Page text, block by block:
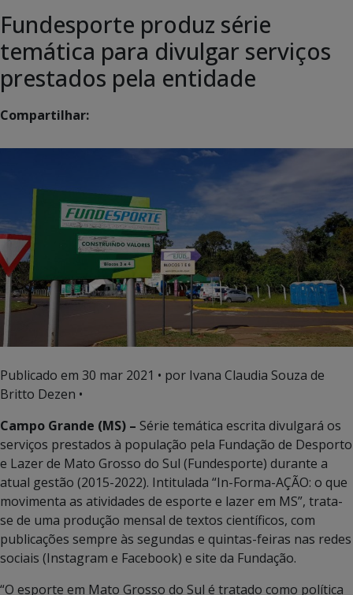
Fundesporte produz série
temática para divulgar serviços
prestados pela entidade
Compartilhar:
Publicado em 30 mar 2021 • por Ivana Claudia Souza de
Britto Dezen •
Campo Grande (MS) – Série temática escrita divulgará os
serviços prestados à população pela Fundação de Desporto
e Lazer de Mato Grosso do Sul (Fundesporte) durante a
atual gestão (2015-2022). Intitulada “In-Forma-AÇÃO: o que
movimenta as atividades de esporte e lazer em MS”, trata-
se de uma produção mensal de textos científicos, com
publicações sempre às segundas e quintas-feiras nas redes
sociais (Instagram e Facebook) e site da Fundação.
“O esporte em Mato Grosso do Sul é tratado como política